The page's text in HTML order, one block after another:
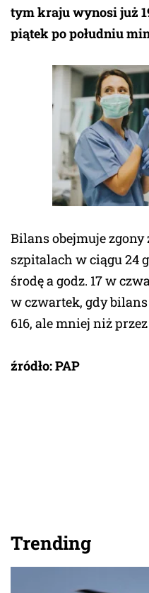
tym kraju wynosi już
piątek po południu
Bilans obejmuje
szpitalach w ciągu 24
środę a godz. 17 w
w czwartek, gdy
616, ale mniej niż
źródło: PAP
Trending